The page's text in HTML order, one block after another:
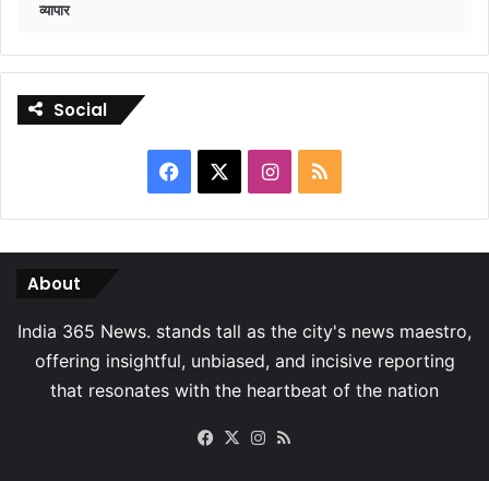
व्यापार
Social
Facebook Instagram
RSS
About
Facebook
X Instagram